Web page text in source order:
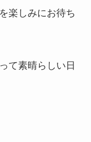
楽しみにお待ち
て素晴らしい日